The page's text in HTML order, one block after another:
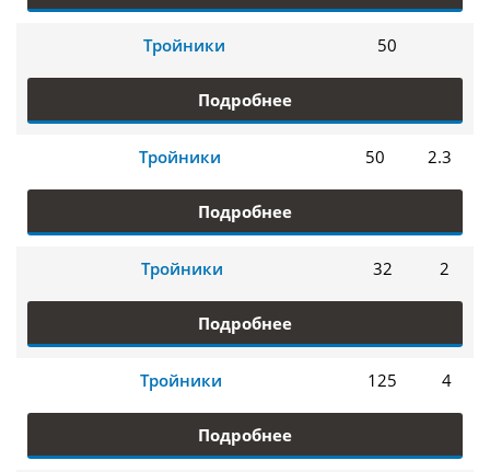
Тройники 50
Подробнее
Тройники 50 2.3
Подробнее
Тройники 32 2
Подробнее
Тройники 125 4
Подробнее